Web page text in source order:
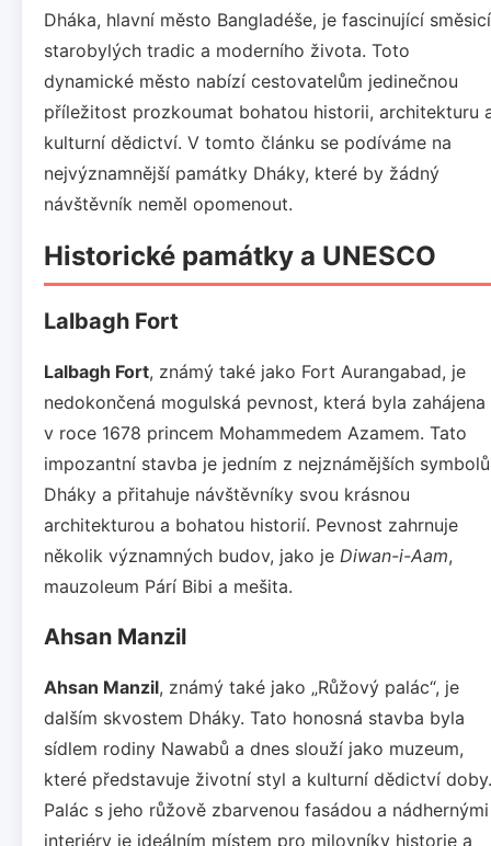
Dháka, hlavní město Bangladéše, je fascinující směsicí
starobylých tradic a moderního života. Toto
dynamické město nabízí cestovatelům jedinečnou
příležitost prozkoumat bohatou historii, architekturu
kulturní dědictví. V tomto článku se podíváme na
nejvýznamnější památky Dháky, které by žádný
návštěvník neměl opomenout.
Historické památky a UNESCO
Lalbagh Fort
Lalbagh Fort, známý také jako Fort Aurangabad, je
nedokončená mogulská pevnost, která byla zahájena
v roce 1678 princem Mohammedem Azamem. Tato
impozantní stavba je jedním z nejznámějších symbolů
Dháky a přitahuje návštěvníky svou krásnou
architekturou a bohatou historií. Pevnost zahrnuje
několik významných budov, jako je Diwan-i-Aam,
mauzoleum Párí Bibi a mešita.
Ahsan Manzil
Ahsan Manzil, známý také jako „Růžový palác“, je
dalším skvostem Dháky. Tato honosná stavba byla
sídlem rodiny Nawabů a dnes slouží jako muzeum,
které představuje životní styl a kulturní dědictví doby.
Palác s jeho růžově zbarvenou fasádou a nádhernými
interiéry je ideálním místem pro milovníky historie a